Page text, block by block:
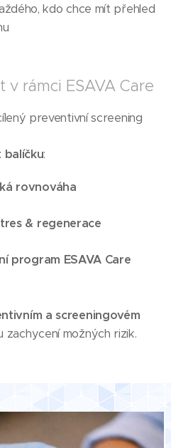
kdo chce mít přehled
rámci ESAVA Care
preventivní screening
balíčku:
rovnováha
& regenerace
program ESAVA Care
a screeningovém
zachycení možných rizik.